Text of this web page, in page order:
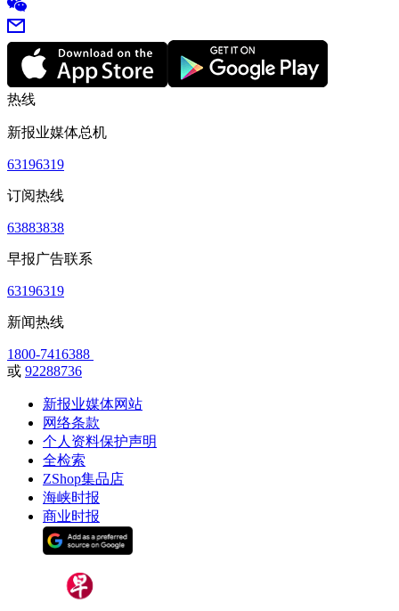
热线
新报业媒体总机
63196319
订阅热线
63883838
早报广告联系
63196319
新闻热线
1800-7416388
或 92288736
新报业媒体网站
网络条款
个人资料保护声明
全检索
ZShop集品店
海峡时报
商业时报